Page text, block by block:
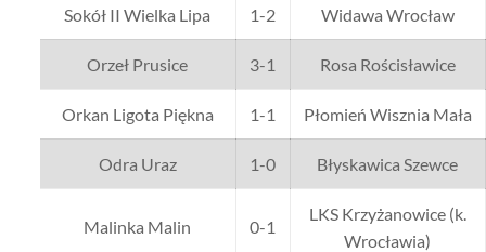
Sokół II Wielka Lipa 1-2 Widawa Wrocław
Orzeł Prusice 3-1 Rosa Rościsławice
Orkan Ligota Piękna 1-1 Płomień Wisznia Mała
Odra Uraz 1-0 Błyskawica Szewce
Malinka Malin 0-1
LKS Krzyżanowice (k.
Wrocławia)